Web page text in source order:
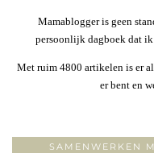
Mamablogger is geen
persoonlijk dagboek dat ik
Met ruim 4800 artikelen is er
er bent en
SAMENWERKEN